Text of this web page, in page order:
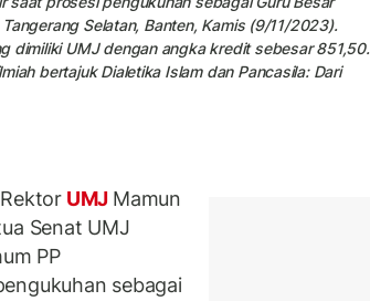
Selatan, Banten, Kamis (9/11/2023).
dimiliki UMJ dengan angka kredit sebesar 851,50.
bertajuk Dialetika Islam dan Pancasila: Dari
UMJ Mamun
Senat UMJ
PP
sebagai